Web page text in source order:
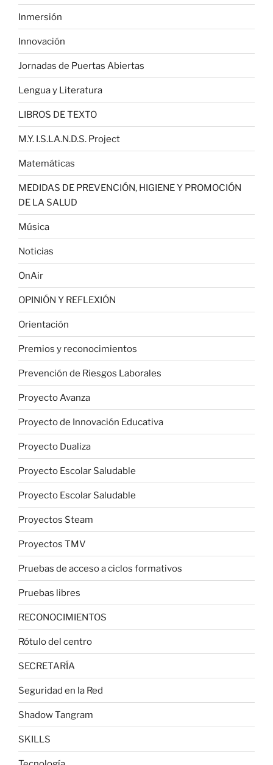
Inmersión
Innovación
Jornadas de Puertas Abiertas
Lengua y Literatura
LIBROS DE TEXTO
M.Y. I.S.LA.N.D.S. Project
Matemáticas
MEDIDAS DE PREVENCIÓN, HIGIENE Y PROMOCIÓN
DE LA SALUD
Música
Noticias
OnAir
OPINIÓN Y REFLEXIÓN
Orientación
Premios y reconocimientos
Prevención de Riesgos Laborales
Proyecto Avanza
Proyecto de Innovación Educativa
Proyecto Dualiza
Proyecto Escolar Saludable
Proyecto Escolar Saludable
Proyectos Steam
Proyectos TMV
Pruebas de acceso a ciclos formativos
Pruebas libres
RECONOCIMIENTOS
Rótulo del centro
SECRETARÍA
Seguridad en la Red
Shadow Tangram
SKILLS